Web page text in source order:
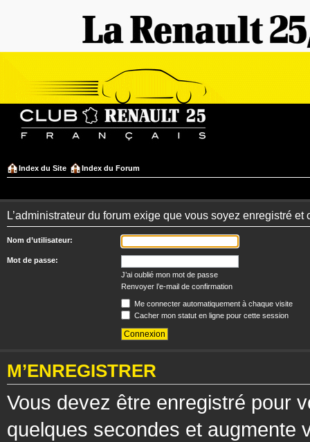
Index du Site Index du Forum
L’administrateur du forum exige que vous soyez enregistré
Nom d’utilisateur:
Mot de passe:
J’ai oublié mon mot de passe
Renvoyer l’e-mail de confirmation
Me connecter automatiquement à chaque visite
Cacher mon statut en ligne pour cette session
M’ENREGISTRER
Vous devez être enregistré pour
quelques secondes et augmente